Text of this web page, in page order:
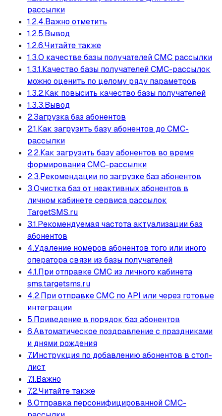
рассылки
1.2.4.Важно отметить
1.2.5.Вывод
1.2.6.Читайте также
1.3.О качестве базы получателей СМС рассылки
1.3.1.Качество базы получателей СМС-рассылок
можно оценить по целому ряду параметров
1.3.2.Как повысить качество базы получателей
1.3.3.Вывод
2.Загрузка баз абонентов
2.1.Как загрузить базу абонентов до СМС-
рассылки
2.2.Как загрузить базу абонентов во время
формирования СМС-рассылки
2.3.Рекомендации по загрузке баз абонентов
3.Очистка баз от неактивных абонентов в
личном кабинете сервиса рассылок
TargetSMS.ru
3.1.Рекомендуемая частота актуализации баз
абонентов
4.Удаление номеров абонентов того или иного
оператора связи из базы получателей
4.1.При отправке СМС из личного кабинета
sms.targetsms.ru
4.2.При отправке СМС по API или через готовые
интеграции
5.Приведение в порядок баз абонентов
6.Автоматическое поздравление с праздниками
и днями рождения
7.Инструкция по добавлению абонентов в стоп-
лист
7.1.Важно
7.2.Читайте также
8.Отправка персонифицированной СМС-